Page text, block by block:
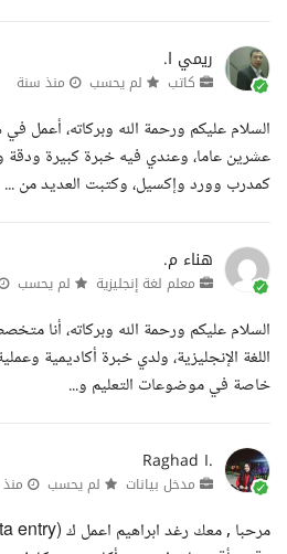
ريمي ا.
كاتب لم يحسب منذ سنة
السلام عليكم ورحمة الله وبركاته، أعمل
عشرين عاما، وعندي فيه خبرة كبيرة
كمدرب وورد وإكسيل، وكتبت العديد من ...
هناء م.
معلم لغة إنجليزية لم يحسب
السلام عليكم ورحمة الله وبركاته، أنا
اللغة الإنجليزية، ولدي خبرة أكاديمية
خاصة في موضوعات التعليم و...
Raghad I.
مدخل بيانات لم يحسب منذ 11 شهرا